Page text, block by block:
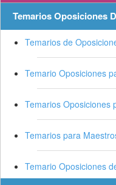
Temarios Oposiciones
Temarios de
Temario Oposiciones
Temarios Oposiciones
Temarios para
Temario Oposiciones